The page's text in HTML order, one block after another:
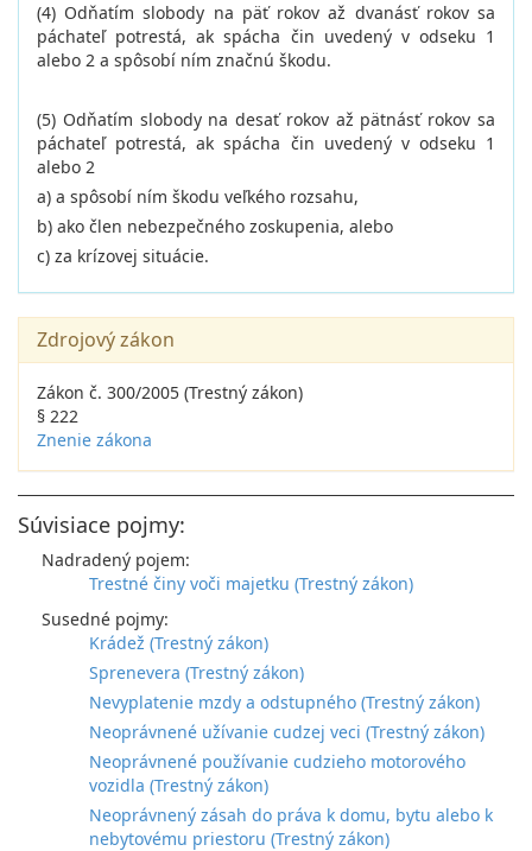
(4) Odňatím slobody na päť rokov až dvanásť rokov sa
páchateľ potrestá, ak spácha čin uvedený v odseku 1
alebo 2 a spôsobí ním značnú škodu.
(5) Odňatím slobody na desať rokov až pätnásť rokov sa
páchateľ potrestá, ak spácha čin uvedený v odseku 1
alebo 2
a) a spôsobí ním škodu veľkého rozsahu,
b) ako člen nebezpečného zoskupenia, alebo
c) za krízovej situácie.
Zdrojový zákon
Zákon č. 300/2005 (Trestný zákon)
§ 222
Znenie zákona
Súvisiace pojmy:
Nadradený pojem:
Trestné činy voči majetku (Trestný zákon)
Susedné pojmy:
Krádež (Trestný zákon)
Sprenevera (Trestný zákon)
Nevyplatenie mzdy a odstupného (Trestný zákon)
Neoprávnené užívanie cudzej veci (Trestný zákon)
Neoprávnené používanie cudzieho motorového
vozidla (Trestný zákon)
Neoprávnený zásah do práva k domu, bytu alebo k
nebytovému priestoru (Trestný zákon)